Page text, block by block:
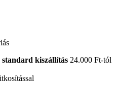
kiszállítás 24.000 Ft-tól